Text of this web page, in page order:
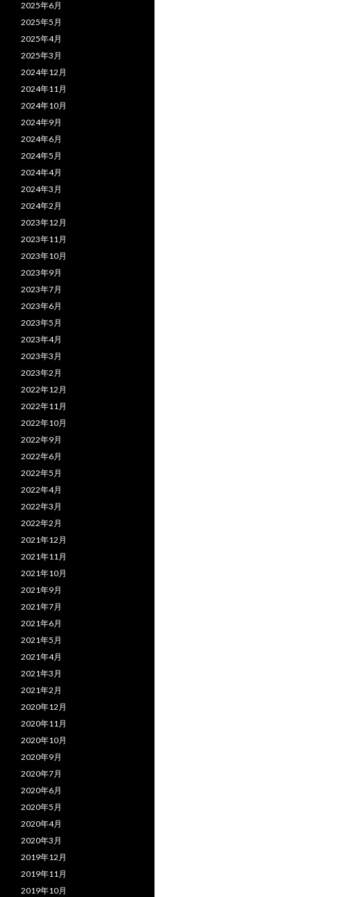
2025年6月
2025年5月
2025年4月
2025年3月
2024年12月
2024年11月
2024年10月
2024年9月
2024年6月
2024年5月
2024年4月
2024年3月
2024年2月
2023年12月
2023年11月
2023年10月
2023年9月
2023年7月
2023年6月
2023年5月
2023年4月
2023年3月
2023年2月
2022年12月
2022年11月
2022年10月
2022年9月
2022年6月
2022年5月
2022年4月
2022年3月
2022年2月
2021年12月
2021年11月
2021年10月
2021年9月
2021年7月
2021年6月
2021年5月
2021年4月
2021年3月
2021年2月
2020年12月
2020年11月
2020年10月
2020年9月
2020年7月
2020年6月
2020年5月
2020年4月
2020年3月
2019年12月
2019年11月
2019年10月